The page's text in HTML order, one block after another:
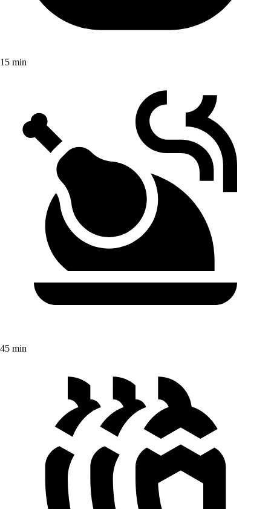
15 min
45 min